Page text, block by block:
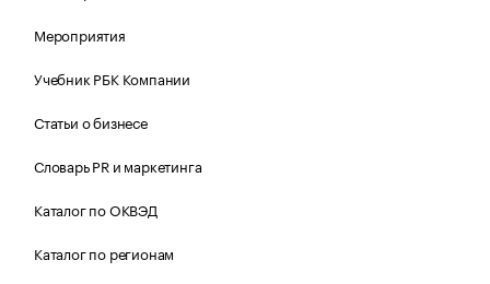
Мероприятия
Учебник РБК Компании
Статьи о бизнесе
Словарь PR и маркетинга
Каталог по ОКВЭД
Каталог по регионам